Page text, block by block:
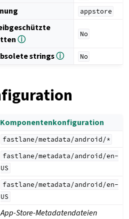
appstore
ⓘ
No
stringsⓘ No
Komponentenkonfiguration
fastlane/metadata/android/*
fastlane/metadata/android/en-
US
fastlane/metadata/android/en-
US
App-Store-Metadatendateien